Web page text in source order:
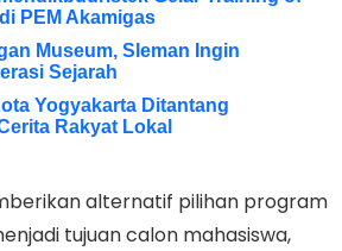
PEM Akamigas
Museum, Sleman Ingin
Sejarah
Yogyakarta Ditantang
Rakyat Lokal
alternatif pilihan program
tujuan calon mahasiswa,